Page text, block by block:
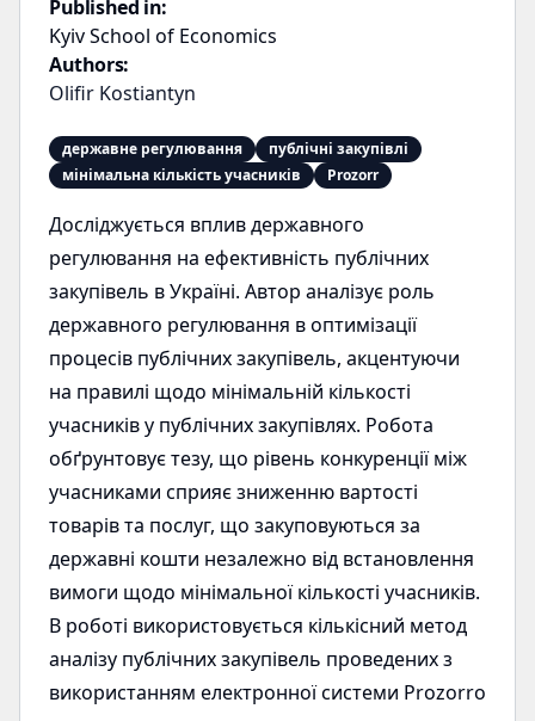
Published in:
Kyiv School of Economics
Authors:
Olifir Kostiantyn
державне регулювання
публічні закупівлі
мінімальна кількість учасників
Prozorr
Досліджується вплив державного
регулювання на ефективність публічних
закупівель в Україні. Автор аналізує роль
державного регулювання в оптимізації
процесів публічних закупівель, акцентуючи
на правилі щодо мінімальній кількості
учасників у публічних закупівлях. Робота
обґрунтовує тезу, що рівень конкуренції між
учасниками сприяє зниженню вартості
товарів та послуг, що закуповуються за
державні кошти незалежно від встановлення
вимоги щодо мінімальної кількості учасників.
В роботі використовується кількісний метод
аналізу публічних закупівель проведених з
використанням електронної системи Prozorro